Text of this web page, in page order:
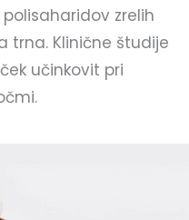
zrelih
trna. Klinične študije
učinkovit pri